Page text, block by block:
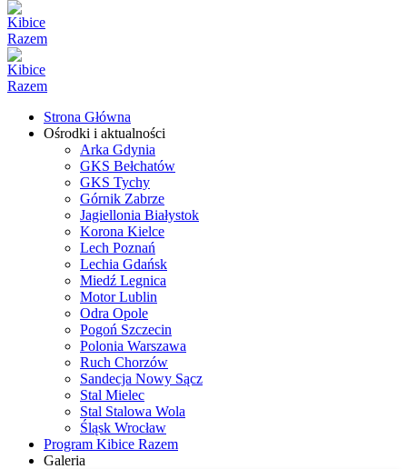
Strona Główna
Ośrodki i aktualności
Arka Gdynia
GKS Bełchatów
GKS Tychy
Górnik Zabrze
Jagiellonia Białystok
Korona Kielce
Lech Poznań
Lechia Gdańsk
Miedź Legnica
Motor Lublin
Odra Opole
Pogoń Szczecin
Polonia Warszawa
Ruch Chorzów
Sandecja Nowy Sącz
Stal Mielec
Stal Stalowa Wola
Śląsk Wrocław
Program Kibice Razem
Galeria